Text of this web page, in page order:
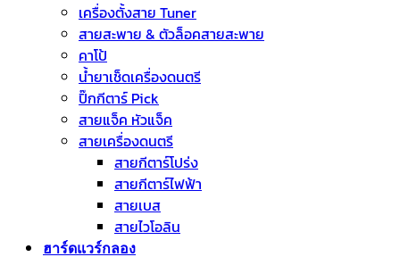
เครื่องตั้งสาย Tuner
สายสะพาย & ตัวล็อคสายสะพาย
คาโป้
น้ำยาเช็ดเครื่องดนตรี
ปิ๊กกีตาร์ Pick
สายแจ็ค หัวแจ็ค
สายเครื่องดนตรี
สายกีตาร์โปร่ง
สายกีตาร์ไฟฟ้า
สายเบส
สายไวโอลิน
ฮาร์ดแวร์กลอง